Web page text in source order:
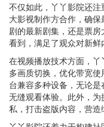
不仅如此，丫丫影院还
大影视制作方合作，确
剧的最新剧集，还是票
看到，满足了观众对新鲜
在视频播放技术方面，
多画质切换，优化带宽
台兼容多种设备，无论
无缝观看体验。此外，
私，打击盗版内容，营造